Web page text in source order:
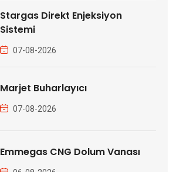
Stargas Direkt Enjeksiyon
Sistemi
07-08-2026
Marjet Buharlayıcı
07-08-2026
Emmegas CNG Dolum Vanası